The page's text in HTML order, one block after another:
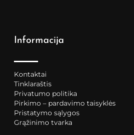
Informacija
Kontaktai
Tinklaraštis
Privatumo politika
Pirkimo – pardavimo taisyklės
Pristatymo sąlygos
Grąžinimo tvarka